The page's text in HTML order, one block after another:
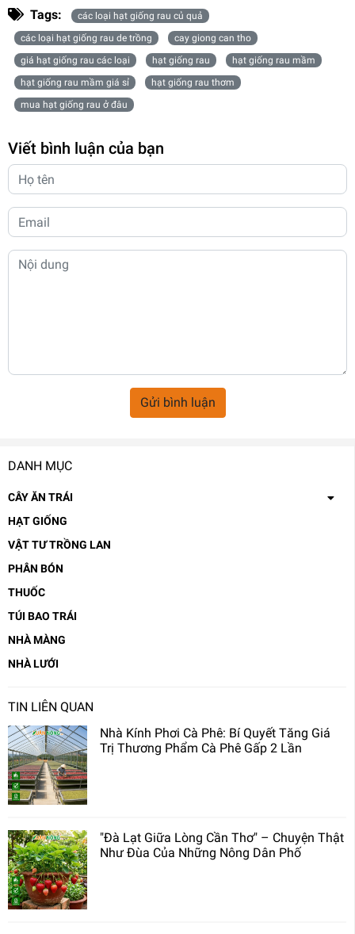
DANH MỤC
CÂY ĂN TRÁI
HẠT GIỐNG
VẬT TƯ TRỒNG LAN
PHÂN BÓN
THUỐC
TÚI BAO TRÁI
NHÀ MÀNG
NHÀ LƯỚI
TIN LIÊN QUAN
Nhà Kính Phơi Cà Phê: Bí Quyết Tăng Giá
Trị Thương Phẩm Cà Phê Gấp 2 Lần
"Đà Lạt Giữa Lòng Cần Thơ" – Chuyện Thật
Như Đùa Của Những Nông Dân Phố
Tags:
các loại hạt giống rau củ quả
các loại hạt giống rau de trồng
cay giong can tho
giá hạt giống rau các loại
hạt giống rau
hạt giống rau mầm
hạt giống rau mầm giá sỉ
hạt giống rau thơm
mua hạt giống rau ở đâu
Viết bình luận của bạn
Gửi bình luận